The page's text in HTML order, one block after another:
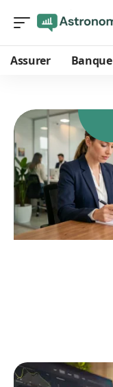
Assurer Banque